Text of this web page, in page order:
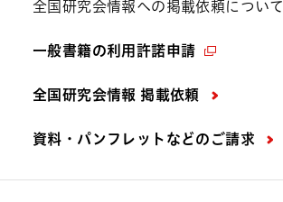
全国研究会情報への掲載依頼について
一般書籍の利用許諾申請
全国研究会情報 掲載依頼
資料・パンフレットなどの ご請求